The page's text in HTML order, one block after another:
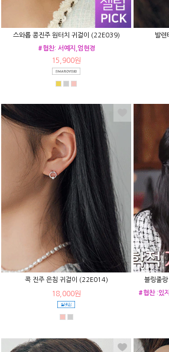
스와롭 콩진주 원터치 귀걸이 (22E039)
#협찬: 서예지,엄현경
15,900원
발렌
콕 진주 은침 귀걸이 (22E014)
18,000원
블링줄
#협찬 :있